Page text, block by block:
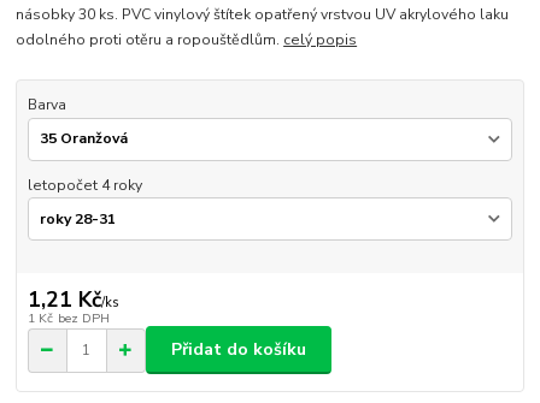
násobky 30 ks. PVC vinylový štítek opatřený vrstvou UV akrylového laku
odolného proti otěru a ropouštědlům. celý popis
Barva
letopočet 4 roky
1,21 Kč/ks
1 Kč bez DPH
Přidat do košíku